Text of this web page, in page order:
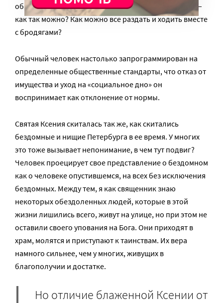
общества, такой поступок выглядит сумасшествием –
как так можно? Как можно все раздать и ходить вместе
с бродягами?
Обычный человек настолько запрограммирован на
определенные общественные стандарты, что отказ от
имущества и уход на «социальное дно» он
воспринимает как отклонение от нормы.
Святая Ксения скиталась так же, как скитались
бездомные и нищие Петербурга в ее время. У многих
это тоже вызывает непонимание, в чем тут подвиг?
Человек проецирует свое представление о бездомном
как о человеке опустившемся, на всех без исключения
бездомных. Между тем, я как священник знаю
некоторых обездоленных людей, которые в этой
жизни лишились всего, живут на улице, но при этом не
оставили своего упования на Бога. Они приходят в
храм, молятся и приступают к таинствам. Их вера
намного сильнее, чем у многих, живущих в
благополучии и достатке.
Но отличие блаженной Ксении от